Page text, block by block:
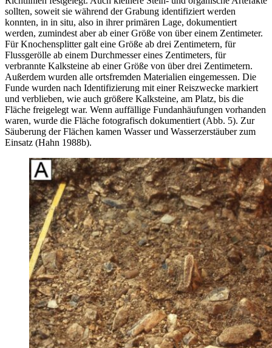
sollten, soweit sie während der Grabung identifiziert werden
konnten, in in situ, also in ihrer primären Lage, dokumentiert
werden, zumindest aber ab einer Größe von über einem Zentimeter.
Für Knochensplitter galt eine Größe ab drei Zentimetern, für
Flussgerölle ab einem Durchmesser eines Zentimeters, für
verbrannte Kalksteine ab einer Größe von über drei Zentimetern.
Außerdem wurden alle ortsfremden Materialien eingemessen. Die
Funde wurden nach Identifizierung mit einer Reiszwecke markiert
und verblieben, wie auch größere Kalksteine, am Platz, bis die
Fläche freigelegt war. Wenn auffällige Fundanhäufungen vorhanden
waren, wurde die Fläche fotografisch dokumentiert (Abb. 5). Zur
Säuberung der Flächen kamen Wasser und Wasserzerstäuber zum
Einsatz (Hahn 1988b).